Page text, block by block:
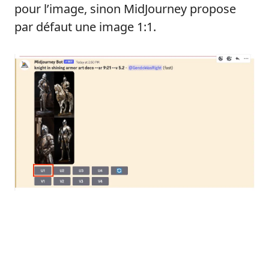
pour l’image, sinon MidJourney propose
par défaut une image 1:1.